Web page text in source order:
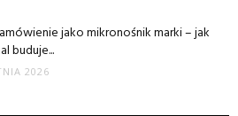
jako mikronośnik marki – jak
buduje...
2026